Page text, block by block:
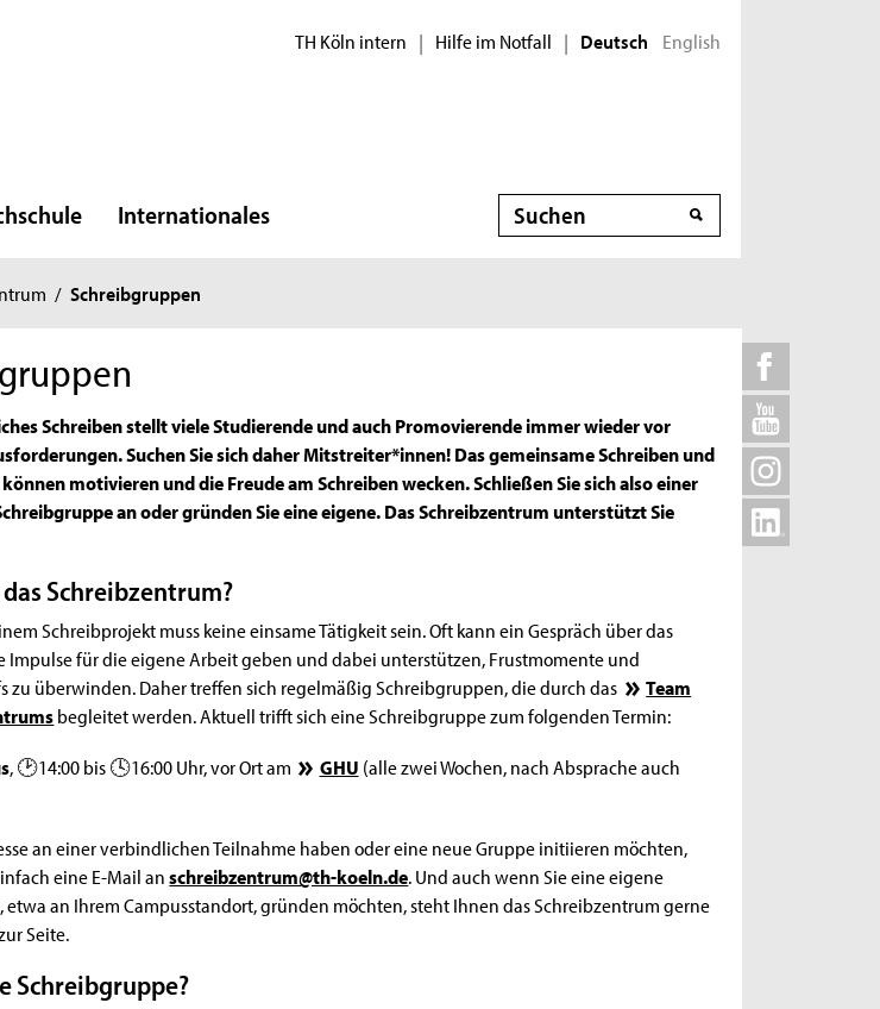
TH Köln intern | Hilfe im Notfall | Deutsch English
Internationales Suche
/ Schreibgruppen
Schreiben stellt viele Studierende und auch Promovierende immer wieder vor
Suchen Sie sich daher Mitstreiter*innen! Das gemeinsame Schreiben und
motivieren und die Freude am Schreiben wecken. Schließen Sie sich also einer
an oder gründen Sie eine eigene. Das Schreibzentrum unterstützt Sie
Schreibzentrum?
Schreibprojekt muss keine einsame Tätigkeit sein. Oft kann ein Gespräch über das
Impulse für die eigene Arbeit geben und dabei unterstützen, Frustmomente und
zu überwinden. Daher treffen sich regelmäßig Schreibgruppen, die durch das
Team
begleitet werden. Aktuell trifft sich eine Schreibgruppe zum folgenden Termin:
, 🕑14:00 bis 🕓16:00 Uhr, vor Ort am GHU (alle zwei Wochen, nach Absprache auch
an einer verbindlichen Teilnahme haben oder eine neue Gruppe initiieren möchten,
eineE-Mailanschreibzentrum@th-koeln.de. Und auch wenn Sie eine eigene
etwa an Ihrem Campusstandort, gründen möchten, steht Ihnen das Schreibzentrum gerne
Seite.
Schreibgruppe?